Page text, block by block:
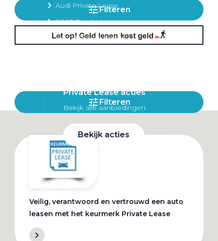
Audi Private Lease
SEAT Private Lease
Škoda Private Lease
Private Lease acties
Bekijk alle aanbiedingen
Bekijk acties
Filteren
Filteren
Veilig, verantwoord en vertrouwd een auto
leasen met het keurmerk Private Lease